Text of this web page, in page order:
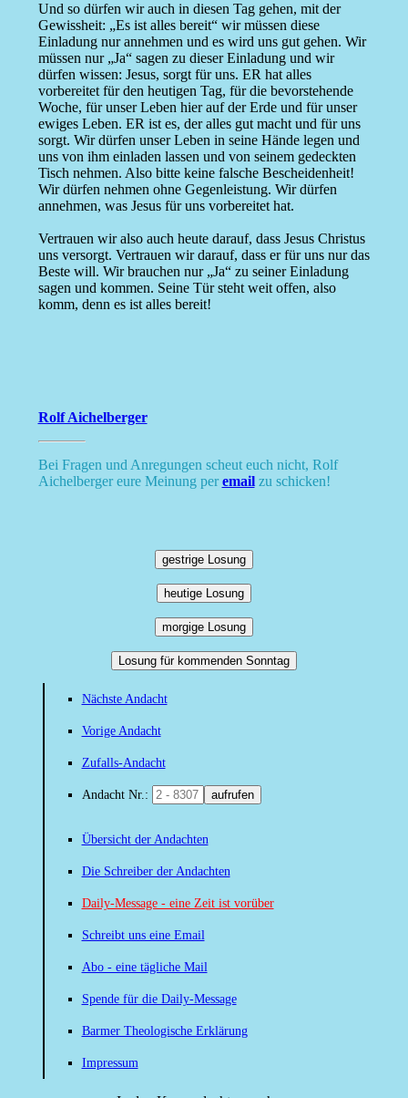
Und so dürfen wir auch in diesen Tag gehen, mit der
Gewissheit: „Es ist alles bereit“ wir müssen diese
Einladung nur annehmen und es wird uns gut gehen. Wir
müssen nur „Ja“ sagen zu dieser Einladung und wir
dürfen wissen: Jesus, sorgt für uns. ER hat alles
vorbereitet für den heutigen Tag, für die bevorstehende
Woche, für unser Leben hier auf der Erde und für unser
ewiges Leben. ER ist es, der alles gut macht und für uns
sorgt. Wir dürfen unser Leben in seine Hände legen und
uns von ihm einladen lassen und von seinem gedeckten
Tisch nehmen. Also bitte keine falsche Bescheidenheit!
Wir dürfen nehmen ohne Gegenleistung. Wir dürfen
annehmen, was Jesus für uns vorbereitet hat.
Vertrauen wir also auch heute darauf, dass Jesus Christus
uns versorgt. Vertrauen wir darauf, dass er für uns nur das
Beste will. Wir brauchen nur „Ja“ zu seiner Einladung
sagen und kommen. Seine Tür steht weit offen, also
komm, denn es ist alles bereit!
Rolf Aichelberger
Bei Fragen und Anregungen scheut euch nicht, Rolf
Aichelberger eure Meinung peremailzu schicken!
gestrige Losung
heutige Losung
morgige Losung
Losung für kommenden Sonntag
Nächste Andacht
Vorige Andacht
Zufalls-Andacht
Andacht Nr.: aufrufen
Übersicht der Andachten
Die Schreiber der Andachten
Daily-Message - eine Zeit ist vorüber
Schreibt uns eine Email
Abo - eine tägliche Mail
Spende für die Daily-Message
Barmer Theologische Erklärung
Impressum